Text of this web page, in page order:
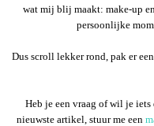
wat mij blij maakt: make-up
persoonlijke
Dus scroll lekker rond, pak er
Heb je een vraag of wil je
nieuwste artikel, stuur me een